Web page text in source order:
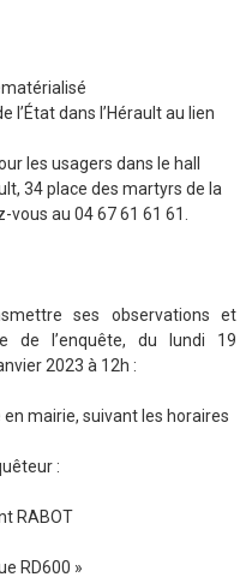
l’État dans l’Hérault au lien
les usagers dans le hall
34 place des martyrs de la
au 04 67 61 61 61.
ses observations et
de l’enquête, du lundi 19
2023 à 12h :
mairie, suivant les horaires
:
RABOT
RD600 »